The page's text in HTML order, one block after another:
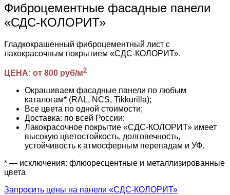
Фиброцементные фасадные панели
«СДС-КОЛОРИТ»
Гладкокрашенный фиброцементный лист с
лакокрасочным покрытием «СДС-КОЛОРИТ».
ЦЕНА: от 800 руб/м2
Окрашиваем фасадные панели по любым
каталогам* (RAL, NCS, Tikkurilla);
Все цвета по одной стоимости;
Доставка: по всей России;
Лакокрасочное покрытие «СДС-КОЛОРИТ» имеет
высокую цветостойкость, долговечность,
устойчивость к атмосферным перепадам и УФ.
* — исключения: флюоресцентные и металлизированные
цвета
Запросить цены на панели «СДС-КОЛОРИТ»